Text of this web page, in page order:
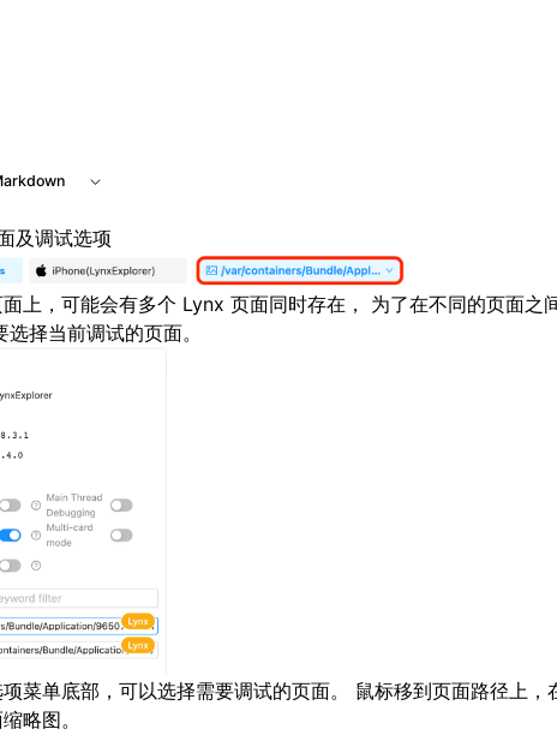
/next/zh/llms.txt, the full documentation bundle is
及调试选项
上，可能会有多个 Lynx 页面同时存在， 为了在不同的页面之
择当前调试的页面。
菜单底部，可以选择需要调试的页面。 鼠标移到页面路径上，
略图。